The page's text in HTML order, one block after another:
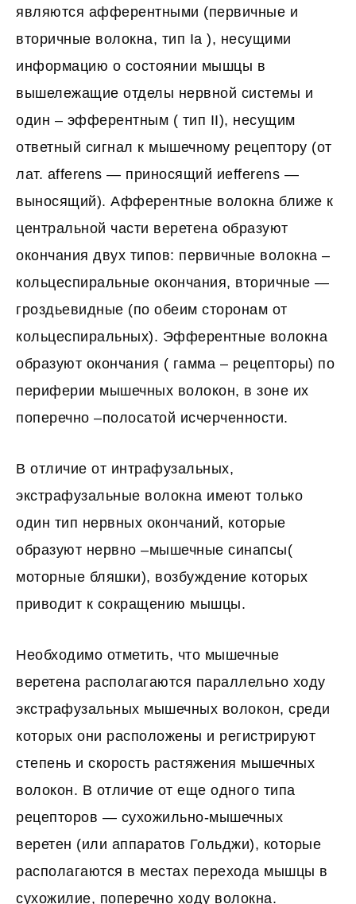
являются афферентными (первичные и
вторичные волокна, тип Iа ), несущими
информацию о состоянии мышцы в
вышележащие отделы нервной системы и
один – эфферентным ( тип II), несущим
ответный сигнал к мышечному рецептору (от
лат. afferens — приносящий иefferens —
выносящий). Афферентные волокна ближе к
центральной части веретена образуют
окончания двух типов: первичные волокна –
кольцеспиральные окончания, вторичные —
гроздьевидные (по обеим сторонам от
кольцеспиральных). Эфферентные волокна
образуют окончания ( гамма – рецепторы) по
периферии мышечных волокон, в зоне их
поперечно –полосатой исчерченности.
В отличие от интрафузальных,
экстрафузальные волокна имеют только
один тип нервных окончаний, которые
образуют нервно –мышечные синапсы(
моторные бляшки), возбуждение которых
приводит к сокращению мышцы.
Необходимо отметить, что мышечные
веретена располагаются параллельно ходу
экстрафузальных мышечных волокон, среди
которых они расположены и регистрируют
степень и скорость растяжения мышечных
волокон. В отличие от еще одного типа
рецепторов — сухожильно-мышечных
веретен (или аппаратов Гольджи), которые
располагаются в местах перехода мышцы в
сухожилие, поперечно ходу волокна.